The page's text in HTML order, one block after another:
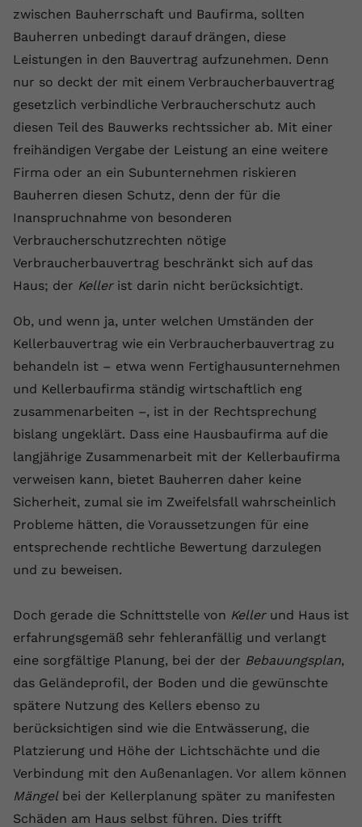
zwischen Bauherrschaft und Baufirma, sollten
Bauherren unbedingt darauf drängen, diese
Leistungen in den Bauvertrag aufzunehmen. Denn
nur so deckt der mit einem Verbraucherbauvertrag
gesetzlich verbindliche Verbraucherschutz auch
diesen Teil des Bauwerks rechtssicher ab. Mit einer
freihändigen Vergabe der Leistung an eine weitere
Firma oder an ein Subunternehmen riskieren
Bauherren diesen Schutz, denn der für die
Inanspruchnahme von besonderen
Verbraucherschutzrechten nötige
Verbraucherbauvertrag beschränkt sich auf das
Haus; der Kellerist darin nicht berücksichtigt.
Ob, und wenn ja, unter welchen Umständen der
Kellerbauvertrag wie ein Verbraucherbauvertrag zu
behandeln ist – etwa wenn Fertighausunternehmen
und Kellerbaufirma ständig wirtschaftlich eng
zusammenarbeiten –, ist in der Rechtsprechung
bislang ungeklärt. Dass eine Hausbaufirma auf die
langjährige Zusammenarbeit mit der Kellerbaufirma
verweisen kann, bietet Bauherren daher keine
Sicherheit, zumal sie im Zweifelsfall wahrscheinlich
Probleme hätten, die Voraussetzungen für eine
entsprechende rechtliche Bewertung darzulegen
und zu beweisen.
Doch gerade die Schnittstelle von Kellerund Haus ist
erfahrungsgemäß sehr fehleranfällig und verlangt
eine sorgfältige Planung, bei der der Bebauungsplan,
das Geländeprofil, der Boden und die gewünschte
spätere Nutzung des Kellers ebenso zu
berücksichtigen sind wie die Entwässerung, die
Platzierung und Höhe der Lichtschächte und die
Verbindung mit den Außenanlagen. Vor allem können
Mängelbei der Kellerplanung später zu manifesten
Schäden am Haus selbst führen. Dies trifft
Laufzeit 2 Jahre
Zweck
YouTube setzt dieses Cookie über
eingebettete YouTube-Videos und
registriert anonyme statistische Daten.
Name yt-remote-device-id
Anbieter Youtube.com
Laufzeit Session
Zweck
YouTube setzt diesen Cookie, um die
Videopräferenzen des Benutzers zu
speichern, der eingebettete YouTube-
Videos verwendet.
Name yt.innertube::requests
Laufzeit Session
Zweck
registriert eine eindeutige ID, um
Daten darüber zu speichern, welche
Videos von YouTube der Nutzer
gesehen hat.
Name yt.innertube::nextId
Laufzeit Session
Zweck
registriert eine eindeutige ID, um
Daten darüber zu speichern, welche
Videos von YouTube der Nutzer
gesehen hat.
Name yt-remote-connected-devices